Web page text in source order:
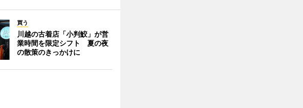
買う
川越の古着店「小判鮫」が営
業時間を限定シフト 夏の夜
の散策のきっかけに